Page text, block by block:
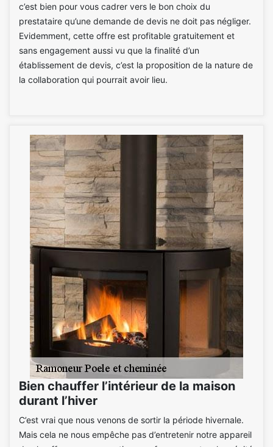
c’est bien pour vous cadrer vers le bon choix du
prestataire qu’une demande de devis ne doit pas négliger.
Evidemment, cette offre est profitable gratuitement et
sans engagement aussi vu que la finalité d’un
établissement de devis, c’est la proposition de la nature de
la collaboration qui pourrait avoir lieu.
Bien chauffer l’intérieur de la maison
durant l’hiver
C’est vrai que nous venons de sortir la période hivernale.
Mais cela ne nous empêche pas d’entretenir notre appareil